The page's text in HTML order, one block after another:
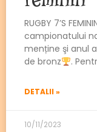
RUGBY 7’S
campionatului
menține şi anul
de bronz
.
DETALII »
10/11/2023